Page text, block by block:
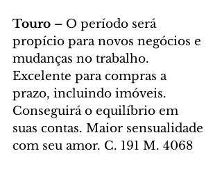
Touro – O período será
propício para novos negócios e
mudanças no trabalho.
Excelente para compras a
prazo, incluindo imóveis.
Conseguirá o equilíbrio em
suas contas. Maior sensualidade
com seu amor. C. 191 M. 4068